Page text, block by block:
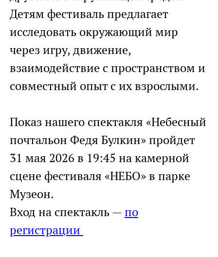
Детям фестиваль предлагает
исследовать окружающий мир
через игру, движение,
взаимодействие с пространством и
совместный опыт с их взрослыми.
Показ нашего спектакля «Небесный
почтальон Федя Булкин» пройдет
31 мая 2026 в 19:45 на камерной
сцене фестиваля «НЕБО» в парке
Музеон.
Вход на спектакль — по
регистрации